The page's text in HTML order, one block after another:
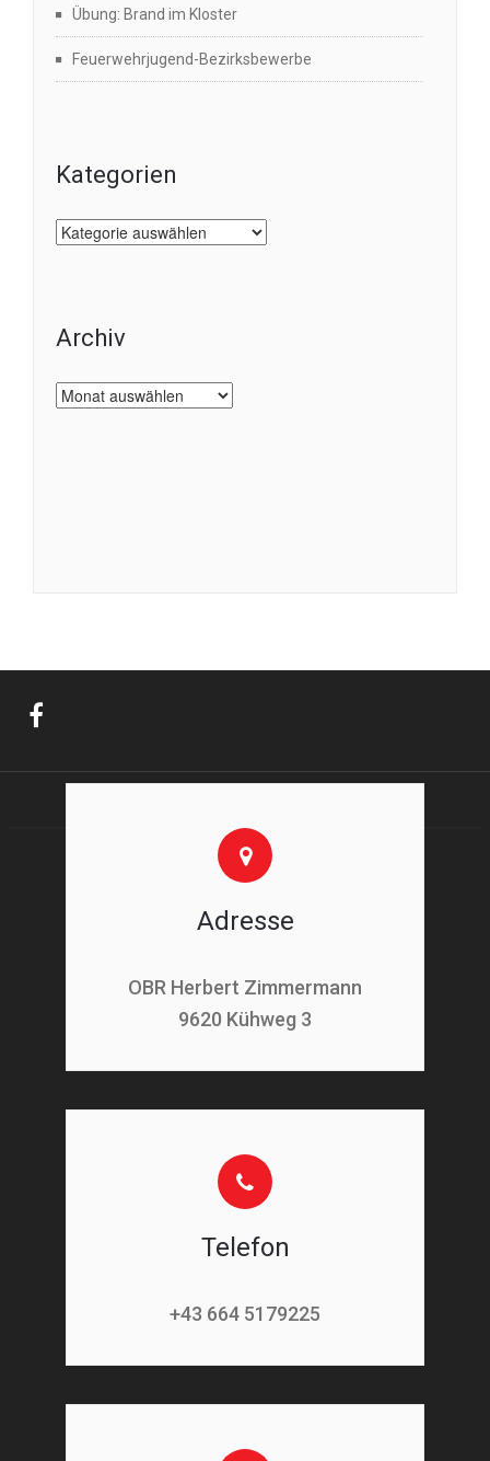
Übung: Brand im Kloster
Feuerwehrjugend-Bezirksbewerbe
Kategorien
Kategorien
Archiv
Archiv
Adresse
OBR Herbert Zimmermann
9620 Kühweg 3
Telefon
+43 664 5179225